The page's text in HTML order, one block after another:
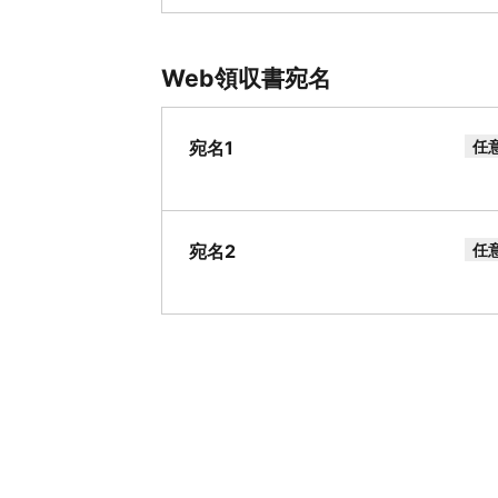
Web領収書宛名
宛名1 任
宛名2 任